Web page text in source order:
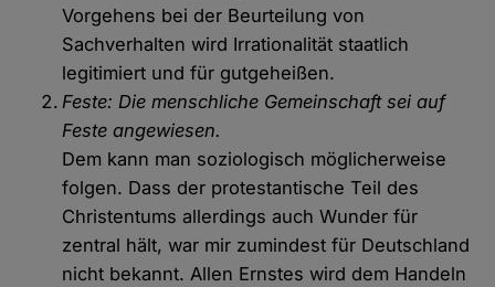
Vorgehens bei der Beurteilung von
Sachverhalten wird Irrationalität staatlich
legitimiert und für gutgeheißen.
Feste: Die menschliche Gemeinschaft sei auf
Feste angewiesen.
Dem kann man soziologisch möglicherweise
folgen. Dass der protestantische Teil des
Christentums allerdings auch Wunder für
zentral hält, war mir zumindest für Deutschland
nicht bekannt. Allen Ernstes wird dem Handeln